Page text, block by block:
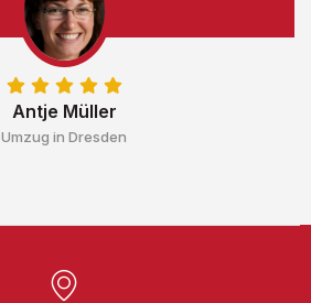
Antje Müller
Umzug in Dresden